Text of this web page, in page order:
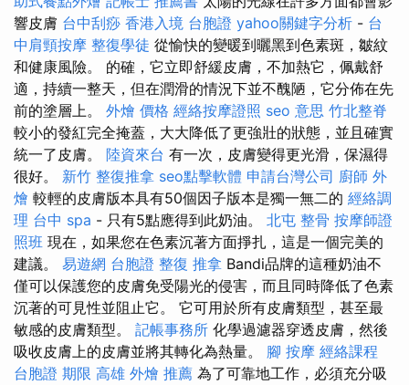
響皮膚 台中刮痧 香港入境 台胞證 yahoo關鍵字分析 - 台
中肩頸按摩 整復學徒 從愉快的變暖到曬黑到色素斑，皺紋
和健康風險。 的確，它立即舒緩皮膚，不加熱它，佩戴舒
適，持續一整天，但在潤滑的情況下並不醜陋，它分佈在先
前的塗層上。 外燴 價格 經絡按摩證照 seo 意思 竹北整脊
較小的發紅完全掩蓋，大大降低了更強壯的狀態，並且確實
統一了皮膚。 陸資來台 有一次，皮膚變得更光滑，保濕得
很好。 新竹 整復推拿 seo點擊軟體 申請台灣公司 廚師 外
燴 較輕的皮膚版本具有50個因子版本是獨一無二的 經絡調
理 台中 spa - 只有5點應得到此奶油。 北屯 整骨 按摩師證
照班 現在，如果您在色素沉著方面掙扎，這是一個完美的
建議。 易遊網 台胞證 整復 推拿 Bandi品牌的這種奶油不
僅可以保護您的皮膚免受陽光的侵害，而且同時降低了色素
沉著的可見性並阻止它。 它可用於所有皮膚類型，甚至最
敏感的皮膚類型。 記帳事務所 化學過濾器穿透皮膚，然後
吸收皮膚上的皮膚並將其轉化為熱量。 腳 按摩 經絡課程
台胞證 期限 高雄 外燴 推薦 為了可靠地工作，必須充分吸